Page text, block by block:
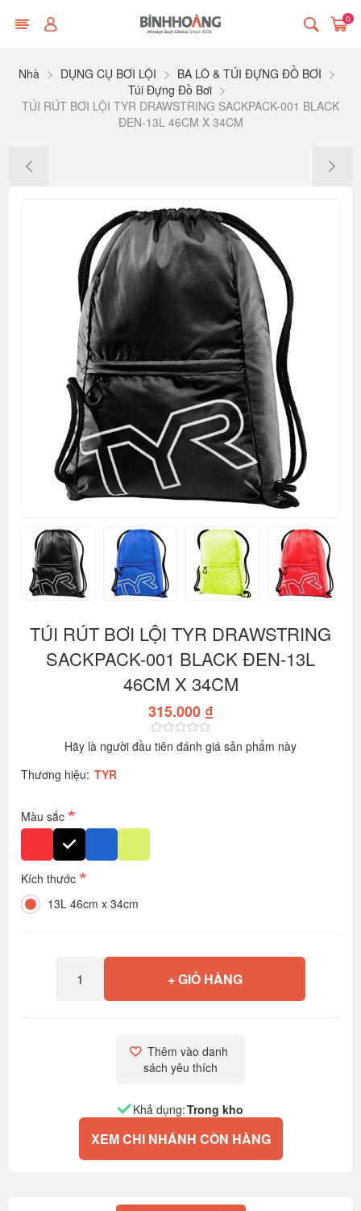
0
Nhà DỤNG CỤ BƠI LỘI
BA LÔ & TÚI ĐỰNG ĐỒ BƠI
Túi Đựng Đồ Bơi
TÚI RÚT BƠI LỘI TYR DRAWSTRING SACKPACK-001 BLACK
ĐEN-13L 46CM X 34CM
TÚI RÚT BƠI LỘI TYR DRAWSTRING
SACKPACK-001 BLACK ĐEN-13L
46CM X 34CM
315.000 ₫
Hãy là người đầu tiên đánh giá sản phẩm này
Thương hiệu: TYR
Màu sắc*
Kích thước*
13L 46cm x 34cm
+ GIỎ HÀNG
Thêm vào danh
sách yêu thích
Khả dụng:Trong kho
XEM CHI NHÁNH CÒN HÀNG